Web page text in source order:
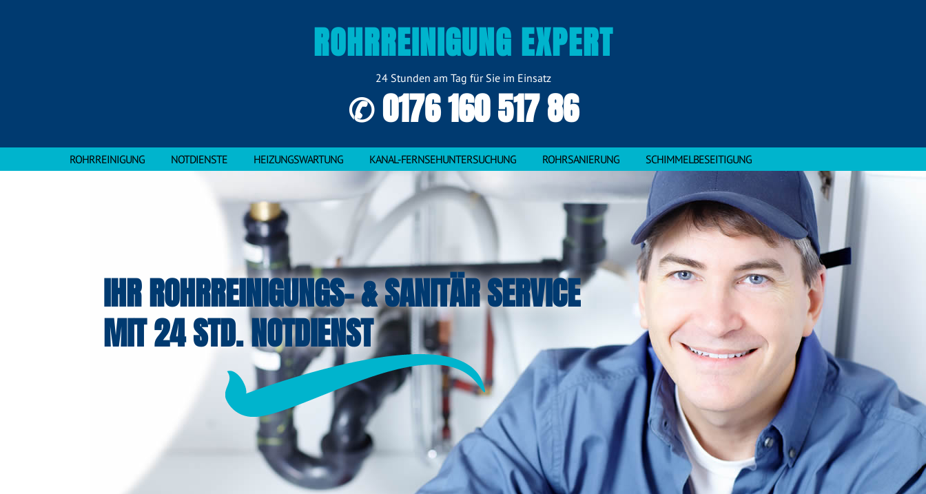
ROHRREINIGUNG EXPERT
24 Stunden am Tag für Sie im Einsatz
✆ 0176 160 517 86
ROHRREINIGUNG NOTDIENSTE HEIZUNGSWARTUNG KANAL-FERNSEHUNTERSUCHUNG ROHRSANIERUNG SCHIMMELBESEITIGUNG
IHR ROHRREINIGUNGS- & SANITÄR SERVICE
MIT 24 STD. NOTDIENST